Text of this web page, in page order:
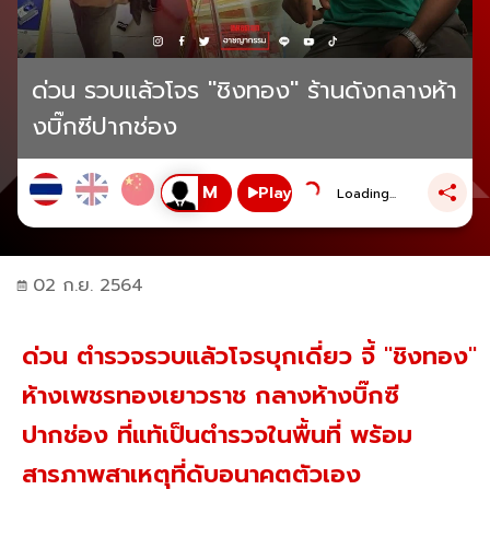
ด่วน รวบแล้วโจร "ชิงทอง" ร้านดังกลางห้า
งบิ๊กซีปากช่อง
Play Loading...
02 ก.ย. 2564
ด่วน ตำรวจรวบแล้วโจรบุกเดี่ยว จี้ "ชิงทอง"
ห้างเพชรทองเยาวราช กลางห้างบิ๊กซี
ปากช่อง ที่แท้เป็นตำรวจในพื้นที่ พร้อม
สารภาพสาเหตุที่ดับอนาคตตัวเอง